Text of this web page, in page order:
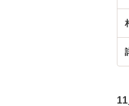
11